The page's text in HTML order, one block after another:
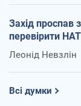
Захід проспав
перевірити
Леонід Невзлін
Всі думки